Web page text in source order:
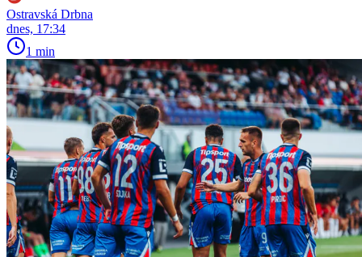
Ostravská Drbna
dnes, 17:34
1 min